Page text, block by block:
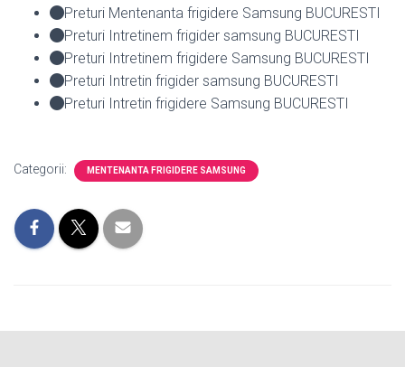
Preturi Mentenanta frigidere Samsung BUCURESTI
Preturi Intretinem frigider samsung BUCURESTI
Preturi Intretinem frigidere Samsung BUCURESTI
Preturi Intretin frigider samsung BUCURESTI
Preturi Intretin frigidere Samsung BUCURESTI
Categorii: MENTENANTA FRIGIDERE SAMSUNG